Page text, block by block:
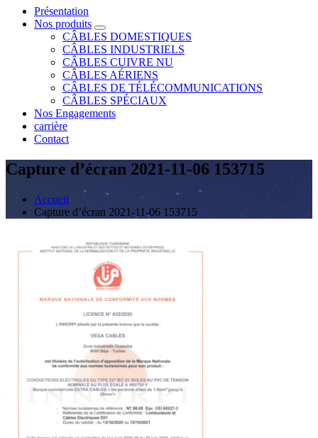
Présentation
Nos produits
CÂBLES DOMESTIQUES
CÂBLES INDUSTRIELS
CÂBLES CUIVRE NU
CÂBLES AÉRIENS
CÂBLES DE TÉLÉCOMMUNICATIONS
CÂBLES SPÉCIAUX
Nos Engagements
carrière
Contact
Capture d’écran 2021-11-06 153715
Accueil
Capture d’écran 2021-11-06 153715